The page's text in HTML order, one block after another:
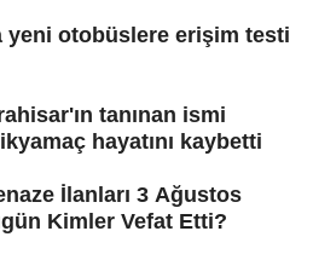
yeni otobüslere erişim testi
tanınan ismi
hayatını kaybetti
İlanları 3 Ağustos
Kimler Vefat Etti?